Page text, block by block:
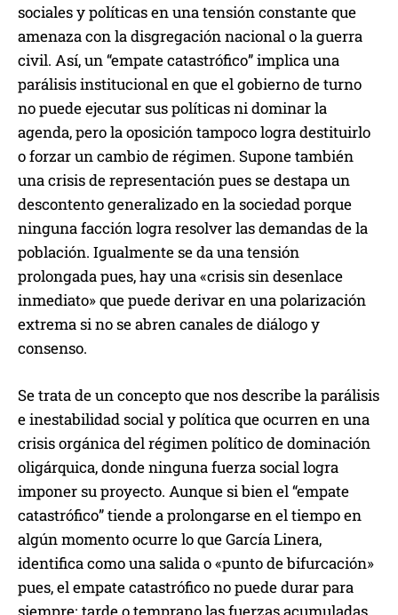
sociales y políticas en una tensión constante que
amenaza con la disgregación nacional o la guerra
civil. Así, un “empate catastrófico” implica una
parálisis institucional en que el gobierno de turno
no puede ejecutar sus políticas ni dominar la
agenda, pero la oposición tampoco logra destituirlo
o forzar un cambio de régimen. Supone también
una crisis de representación pues se destapa un
descontento generalizado en la sociedad porque
ninguna facción logra resolver las demandas de la
población. Igualmente se da una tensión
prolongada pues, hay una «crisis sin desenlace
inmediato» que puede derivar en una polarización
extrema si no se abren canales de diálogo y
consenso.
Se trata de un concepto que nos describe la parálisis
e inestabilidad social y política que ocurren en una
crisis orgánica del régimen político de dominación
oligárquica, donde ninguna fuerza social logra
imponer su proyecto. Aunque si bien el “empate
catastrófico” tiende a prolongarse en el tiempo en
algún momento ocurre lo que García Linera,
identifica como una salida o «punto de bifurcación»
pues, el empate catastrófico no puede durar para